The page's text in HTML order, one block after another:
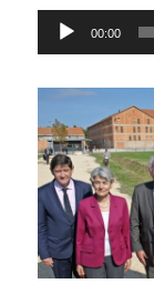
Lecteur
audio
00:00